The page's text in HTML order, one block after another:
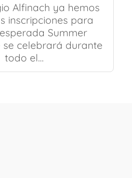
Alfinach ya hemos
inscripciones para
Summer
se celebrará durante
todo el…